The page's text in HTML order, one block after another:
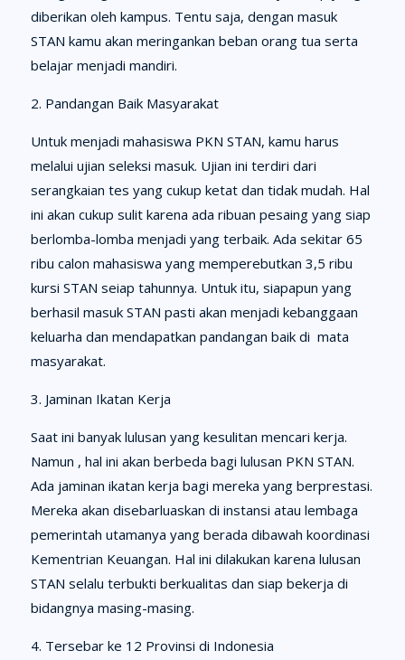
diberikan oleh kampus. Tentu saja, dengan masuk
STAN kamu akan meringankan beban orang tua serta
belajar menjadi mandiri.
2. Pandangan Baik Masyarakat
Untuk menjadi mahasiswa PKN STAN, kamu harus
melalui ujian seleksi masuk. Ujian ini terdiri dari
serangkaian tes yang cukup ketat dan tidak mudah. Hal
ini akan cukup sulit karena ada ribuan pesaing yang siap
berlomba-lomba menjadi yang terbaik. Ada sekitar 65
ribu calon mahasiswa yang memperebutkan 3,5 ribu
kursi STAN seiap tahunnya. Untuk itu, siapapun yang
berhasil masuk STAN pasti akan menjadi kebanggaan
keluarha dan mendapatkan pandangan baik di mata
masyarakat.
3. Jaminan Ikatan Kerja
Saat ini banyak lulusan yang kesulitan mencari kerja.
Namun , hal ini akan berbeda bagi lulusan PKN STAN.
Ada jaminan ikatan kerja bagi mereka yang berprestasi.
Mereka akan disebarluaskan di instansi atau lembaga
pemerintah utamanya yang berada dibawah koordinasi
Kementrian Keuangan. Hal ini dilakukan karena lulusan
STAN selalu terbukti berkualitas dan siap bekerja di
bidangnya masing-masing.
4. Tersebar ke 12 Provinsi di Indonesia